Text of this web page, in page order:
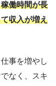
稼働時間が長
収入が増え
事を増やし
なく、スキ